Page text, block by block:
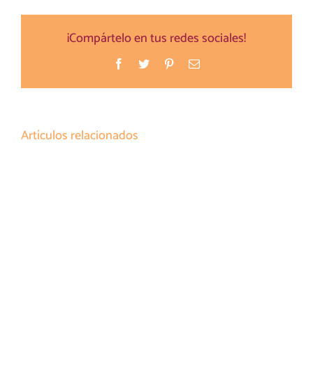
¡Compártelo en tus redes sociales!
Facebook
Twitter PinterestCorreo
Artículos relacionados